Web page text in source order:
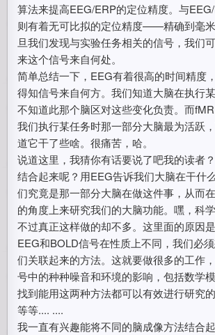
算法来提高EEG/ERP的定位精度。与
则有着无可比拟的定位精度——精确到毫
旦我们发现与实验任务相关的信号，我们
来这个信号来自何处。
简单总结一下，EEG有着很高的时间精度
得知信号来自何方。我们知道大脑在执行
不知道此那个脑区对这些变化负责。而
我们执行某任务时那一部分大脑最为活跃
道它干了些啥。很痛苦，哈。
说道这里，我猜你有话要说了吧我的读者
结合起来呢？用EEG告诉我们大脑在干什
们究竟是那一部分大脑在做这件事，从而
的角度上来研究我们的大脑功能。嘿，科
不过真正这样做的却不多。这里面的原因
EEG和BOLD信号在性质上不同，我们必
们关联起来的方法。这就要做很多的工作
号中的种种噪音和环境的影响，包括数学
找到能用这两种方法都可以有效进行研究
等等.... ....
我一直有兴趣能将不同的脑成像方法结合